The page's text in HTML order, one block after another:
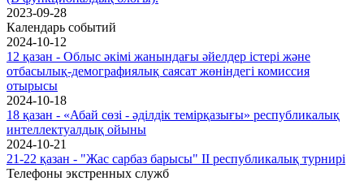
2023-09-28
Календарь событий
2024-10-12
12 қазан - Облыс әкімі жанындағы әйелдер істері және
отбасылық-демографиялық саясат жөніндегі комиссия
отырысы
2024-10-18
18 қазан - «Абай сөзі - әділдік темірқазығы» республикалық
интеллектуалдық ойыны
2024-10-21
21-22 қазан - "Жас сарбаз барысы" II республикалық турнирі
Телефоны экстренных служб